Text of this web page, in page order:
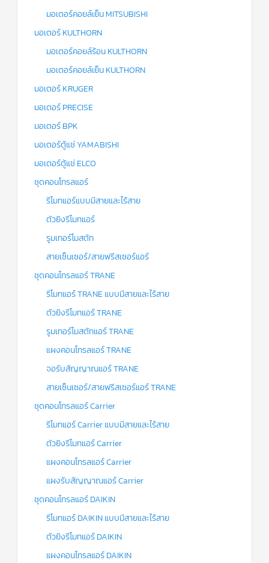
มอเตอร์คอยล์เย็น MITSUBISHI
มอเตอร์ KULTHORN
มอเตอร์คอยล์ร้อน KULTHORN
มอเตอร์คอยล์เย็น KULTHORN
มอเตอร์ KRUGER
มอเตอร์ PRECISE
มอเตอร์ BPK
มอเตอร์ตู้แช่ YAMABISHI
มอเตอร์ตู้แช่ ELCO
ชุดคอนโทรลแอร์
รีโมทแอร์แบบมีสายและไร้สาย
ตัวยิงรีโมทแอร์
รูมเทอร์โมสตัท
สายเซ็นเซอร์/สายฟรีสเซอร์แอร์
ชุดคอนโทรลแอร์ TRANE
รีโมทแอร์ TRANE แบบมีสายและไร้สาย
ตัวยิงรีโมทแอร์ TRANE
รูมเทอร์โมสตัทแอร์ TRANE
แผงคอนโทรลแอร์ TRANE
จอรับสัญญาณแอร์ TRANE
สายเซ็นเซอร์/สายฟรีสเซอร์แอร์ TRANE
ชุดคอนโทรลแอร์ Carrier
รีโมทแอร์ Carrier แบบมีสายและไร้สาย
ตัวยิงรีโมทแอร์ Carrier
แผงคอนโทรลแอร์ Carrier
แผงรับสัญญาณแอร์ Carrier
ชุดคอนโทรลแอร์ DAIKIN
รีโมทแอร์ DAIKIN แบบมีสายและไร้สาย
ตัวยิงรีโมทแอร์ DAIKIN
แผงคอนโทรลแอร์ DAIKIN